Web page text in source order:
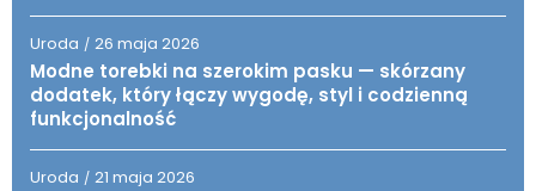
Uroda / 26 maja 2026
Modne torebki na szerokim pasku — skórzany
dodatek, który łączy wygodę, styl i codzienną
funkcjonalność
Uroda / 21 maja 2026